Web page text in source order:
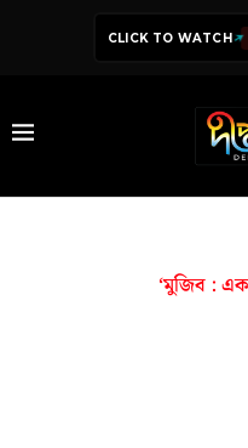
CLICK TO WATCH
‘মুজিব :